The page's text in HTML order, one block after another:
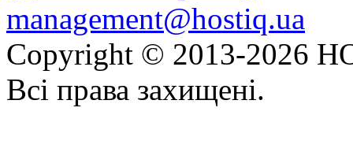
management@hostiq.ua
Copyright © 2013-2026
Всі права захищені.